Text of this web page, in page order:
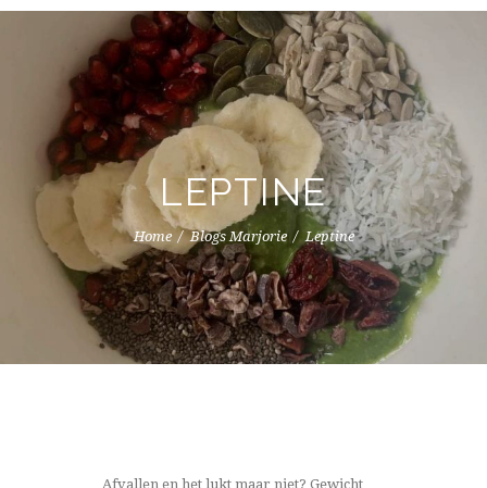
LEPTINE
Home Blogs Marjorie Leptine
Afvallen en het lukt maar niet? Gewicht